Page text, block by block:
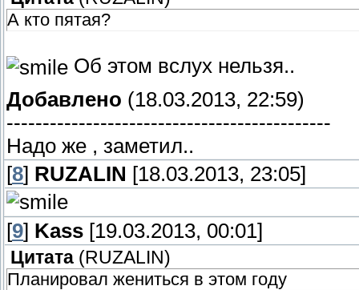
А кто пятая?
Об этом вслух нельзя..
Добавлено (18.03.2013, 22:59)
---------------------------------------------
Надо же , заметил..
[8] RUZALIN [18.03.2013, 23:05]
[9] Kass [19.03.2013, 00:01]
Цитата ( RUZALIN )
Планировал жениться в этом году